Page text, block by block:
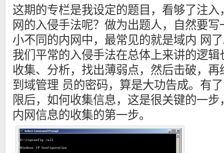
这期的专栏是我设定的题目，看够了注
网的入侵手法呢？做为出题人，自然要
小不同的内网中，最常见的就是域内 网
我们平常的入侵手法在总体上来讲的逻
收集、分析，找出薄弱点，然后击破，
到域管理 员的密码，算是大功告成。有
限后，如何收集信息，这是很关键的一
内网信息的收集的第一步。